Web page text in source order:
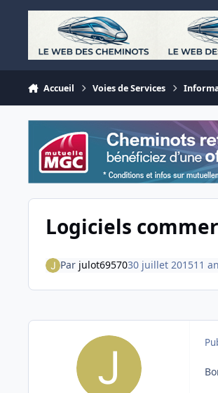
Aller au contenu
Accueil Voies de Services
Logiciels
Par julot6957030 juillet 201511